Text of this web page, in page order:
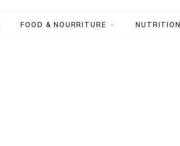
FOOD & NOURRITURE NUTRITION